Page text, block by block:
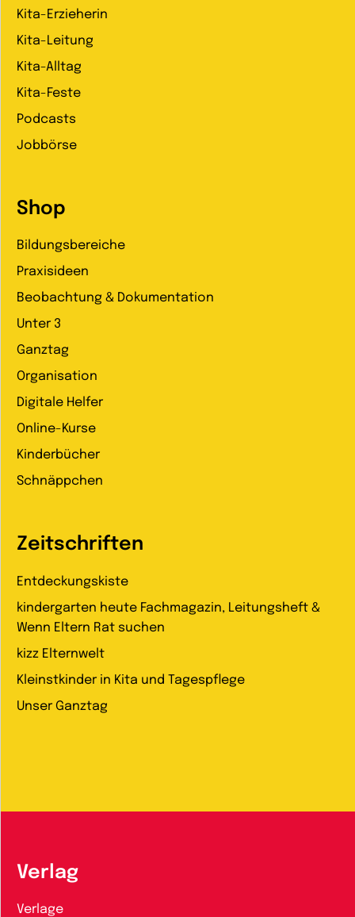
Kita-Erzieherin
Kita-Leitung
Kita-Alltag
Kita-Feste
Podcasts
Jobbörse
Shop
Bildungsbereiche
Praxisideen
Beobachtung & Dokumentation
Unter 3
Ganztag
Organisation
Digitale Helfer
Online-Kurse
Kinderbücher
Schnäppchen
Zeitschriften
Entdeckungskiste
kindergarten heute Fachmagazin, Leitungsheft &
Wenn Eltern Rat suchen
kizz Elternwelt
Kleinstkinder in Kita und Tagespflege
Unser Ganztag
Verlag
Verlage